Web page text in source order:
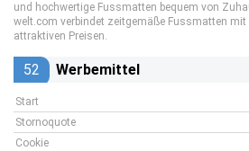
und hochwertige Fussmatten bequem von
welt.com verbindet zeitgemäße Fussmatten mit
attraktiven Preisen.
52 Werbemittel
Start
Stornoquote
Cookie